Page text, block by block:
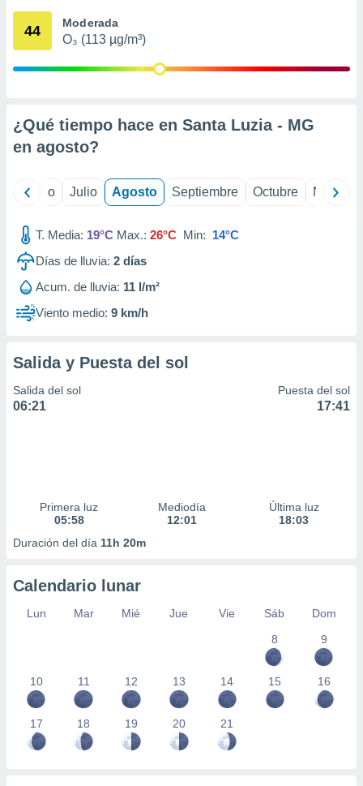
mediante
publicidad
1199
44 Moderada
O₃ (113 µg/m³)
¿Qué tiempo hace en Santa Luzia - MG
en agosto?
Junio Julio Agosto Septiembre Octubre
T. Media: 19°C Max.: 26°C Min: 14°C
Días de lluvia: 2 días
Acum. de lluvia: 11 l/m²
Viento medio: 9 km/h
Salida y Puesta del sol
Salida del sol
06:21
Puesta del sol
17:41
Primera luz
05:58
Mediodía
12:01
Última luz
18:03
Duración del día 11h 20m
Calendario lunar
Lun Mar Mié Jue Vie Sáb
Dom
8
9
10 11 12 13 14 15 16
17 18 19 20 21